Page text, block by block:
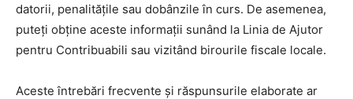
datorii, penalitățile sau dobânzile în curs. De asemenea,
puteți obține aceste informații sunând la Linia de Ajutor
pentru Contribuabili sau vizitând birourile fiscale locale.
Aceste întrebări frecvente și răspunsurile elaborate ar